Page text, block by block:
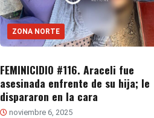
ZONA NORTE
FEMINICIDIO #116. Araceli fue
asesinada enfrente de su hija; le
dispararon en la cara
noviembre 6, 2025